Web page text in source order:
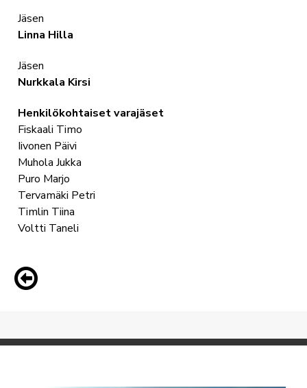
Jäsen
Linna Hilla
Jäsen
Nurkkala Kirsi
Henkilökohtaiset varajäset
Fiskaali Timo
Iivonen Päivi
Muhola Jukka
Puro Marjo
Tervamäki Petri
Timlin Tiina
Voltti Taneli